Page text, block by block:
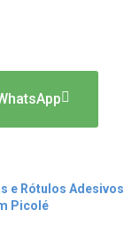
e Rótulos Adesivos
Picolé